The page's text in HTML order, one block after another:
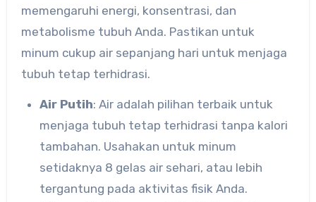
memengaruhi energi, konsentrasi, dan
metabolisme tubuh Anda. Pastikan untuk
minum cukup air sepanjang hari untuk menjaga
tubuh tetap terhidrasi.
Air Putih: Air adalah pilihan terbaik untuk
menjaga tubuh tetap terhidrasi tanpa kalori
tambahan. Usahakan untuk minum
setidaknya 8 gelas air sehari, atau lebih
tergantung pada aktivitas fisik Anda.